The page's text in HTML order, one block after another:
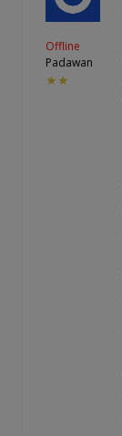
Offline
Padawan
★★